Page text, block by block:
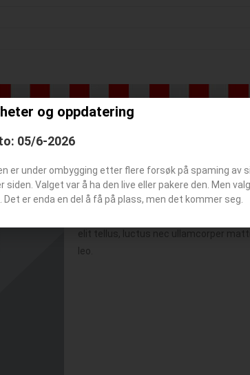
elit tellus, luctus nec ullamcorper
leo.
og oppdatering
05/6-2026
er under ombygging etter flere forsøk på spaming av
siden. Valget var å ha den live eller pakere den. Men
Det er enda en del å få på plass, men det kommer seg.